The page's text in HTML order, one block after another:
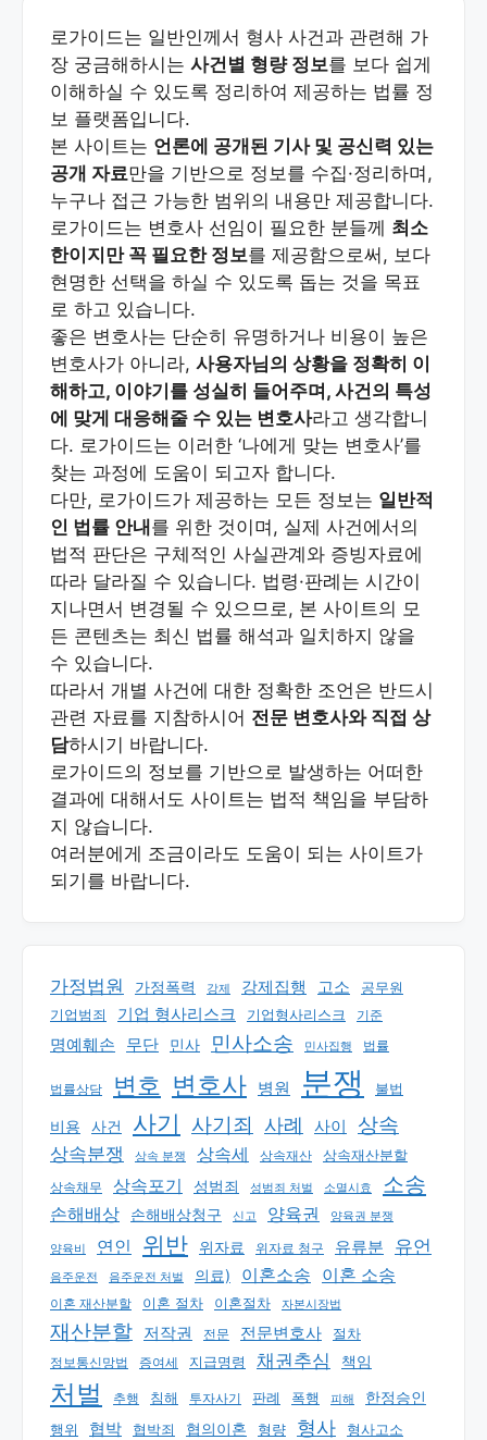
로가이드는 일반인께서 형사 사건과 관련해 가
장 궁금해하시는 사건별 형량 정보를 보다 쉽게
이해하실 수 있도록 정리하여 제공하는 법률 정
보 플랫폼입니다.
본 사이트는 언론에 공개된 기사 및 공신력 있는
공개 자료만을 기반으로 정보를 수집·정리하며,
누구나 접근 가능한 범위의 내용만 제공합니다.
로가이드는 변호사 선임이 필요한 분들께 최소
한이지만 꼭 필요한 정보를 제공함으로써, 보다
현명한 선택을 하실 수 있도록 돕는 것을 목표
로 하고 있습니다.
좋은 변호사는 단순히 유명하거나 비용이 높은
변호사가 아니라, 사용자님의 상황을 정확히 이
해하고, 이야기를 성실히 들어주며, 사건의 특성
에 맞게 대응해줄 수 있는 변호사라고 생각합니
다. 로가이드는 이러한 ‘나에게 맞는 변호사’를
찾는 과정에 도움이 되고자 합니다.
다만, 로가이드가 제공하는 모든 정보는 일반적
인 법률 안내 를 위한 것이며, 실제 사건에서의
법적 판단은 구체적인 사실관계와 증빙자료에
따라 달라질 수 있습니다. 법령·판례는 시간이
지나면서 변경될 수 있으므로, 본 사이트의 모
든 콘텐츠는 최신 법률 해석과 일치하지 않을
수 있습니다.
따라서 개별 사건에 대한 정확한 조언은 반드시
관련 자료를 지참하시어 전문 변호사와 직접 상
담하시기 바랍니다.
로가이드의 정보를 기반으로 발생하는 어떠한
결과에 대해서도 사이트는 법적 책임을 부담하
지 않습니다.
여러분에게 조금이라도 도움이 되는 사이트가
되기를 바랍니다.
가정법원 가정폭력 강제 강제집행 고소
공무원
기업범죄
기업 형사리스크 기업형사리스크 기준
명예훼손 무단 민사 민사소송 민사집행 법률
법률상담 변호 변호사 병원 분쟁 불법
비용 사건 사기 사기죄 사례 사이 상속
상속분쟁 상속 분쟁 상속세 상속재산 상속재산분할
상속채무 상속포기 성범죄 성범죄 처벌 소멸시효 소송
손해배상 손해배상청구 신고 양육권 양육권 분쟁
양육비 연인 위반 위자료 위자료 청구 유류분 유언
음주운전 음주운전 처벌 의료) 이혼소송 이혼 소송
이혼 재산분할 이혼 절차 이혼절차 자본시장법
재산분할 저작권 전문 전문변호사 절차
정보통신망법 증여세 지급명령 채권추심 책임
처벌 추행 침해 투자사기 판례 폭행 피해 한정승인
행위 협박 협박죄 협의이혼 형량 형사 형사고소